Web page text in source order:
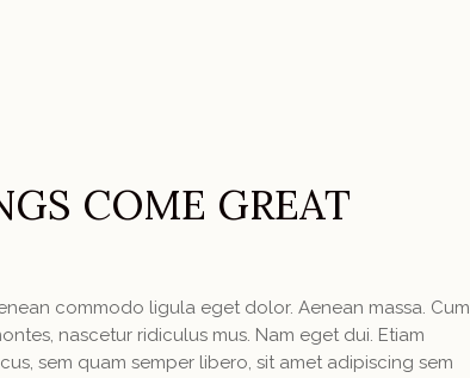
COME GREAT
commodo ligula eget dolor. Aenean massa. Cum
nascetur ridiculus mus. Nam eget dui. Etiam
sem quam semper libero, sit amet adipiscing sem